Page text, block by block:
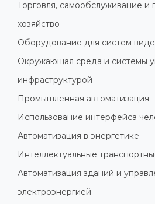
Торговля, самообслуживание и
хозяйство
Оборудование для систем
Окружающая среда и системы
инфраструктурой
Промышленная автоматизация
Использование интерфейса
Автоматизация в энергетике
Интеллектуальные
Автоматизация зданий и
электроэнергией